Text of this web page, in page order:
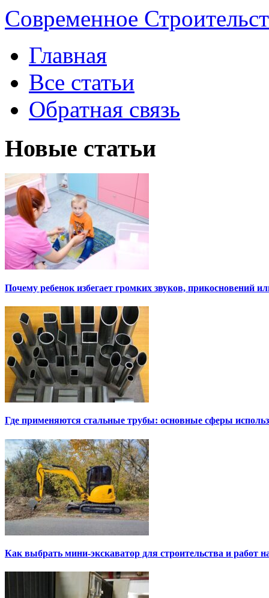
Современное
Главная
Все статьи
Обратная связь
Новые статьи
Почему ребенок избегает громких звуков, прикосновений
Где применяются стальные трубы: основные сферы
Как выбрать мини-экскаватор для строительства и работ